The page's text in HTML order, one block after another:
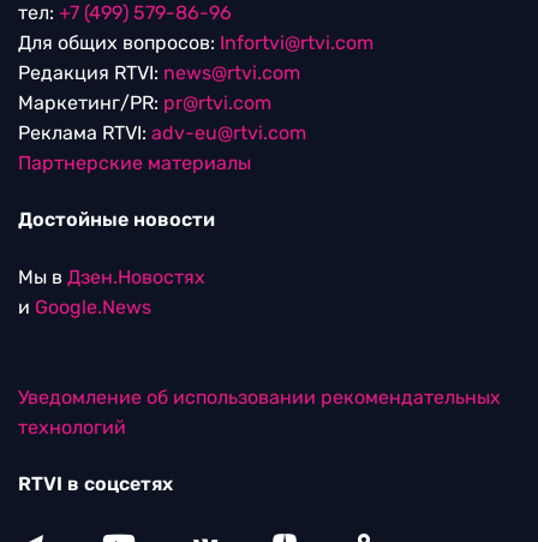
тел: +7 (499) 579-86-96
Для общих вопросов: Infortvi@rtvi.com
Редакция RTVI: news@rtvi.com
Маркетинг/PR: pr@rtvi.com
Реклама RTVI: adv-eu@rtvi.com
Партнерские материалы
Достойные новости
Мы в Дзен.Новостях
и Google.News
Уведомление об использовании рекомендательных
технологий
RTVI в соцсетях